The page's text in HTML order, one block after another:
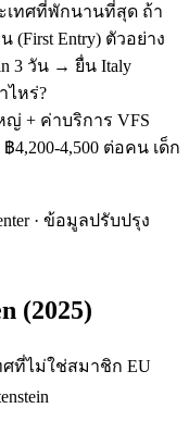
ะเทศที่พักนานที่สุด ถ้า
(First Entry) ตัวอย่าง
3 วัน → ยื่น Italy
ไหร่?
ญ่ + ค่าบริการ VFS
4,500 ต่อคน เด็ก
· ข้อมูลปรับปรุง
(2025)
ศที่ไม่ใช่สมาชิก EU